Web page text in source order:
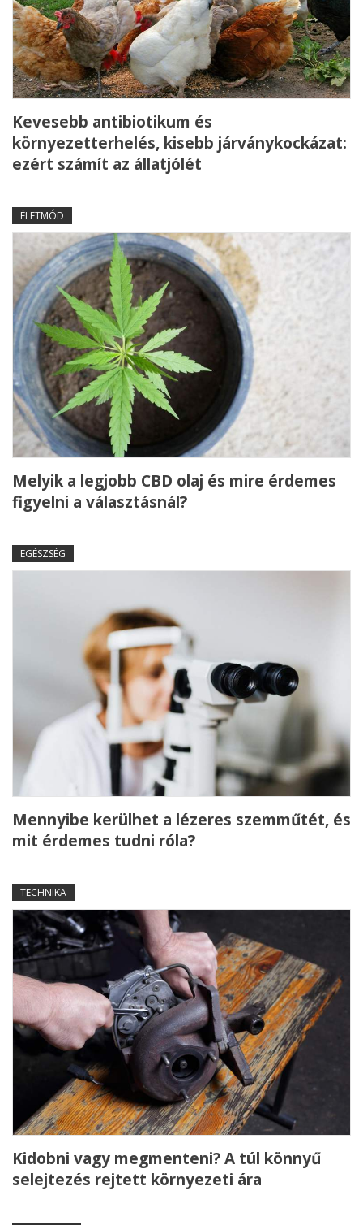
Kevesebb antibiotikum és
környezetterhelés, kisebb járványkockázat:
ezért számít az állatjólét
ÉLETMÓD
Melyik a legjobb CBD olaj és mire érdemes
figyelni a választásnál?
EGÉSZSÉG
Mennyibe kerülhet a lézeres szemműtét, és
mit érdemes tudni róla?
TECHNIKA
Kidobni vagy megmenteni? A túl könnyű
selejtezés rejtett környezeti ára